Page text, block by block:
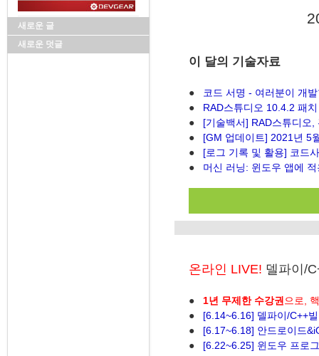
새로운 글
새로운 덧글
이 달의 기술자료
●
코드 서명 - 여러분이 개
●
RAD스튜디오 10.4.2 패치
●
[기술백서] RAD스튜디오
●
[GM 업데이트] 2021년 5
●
[로그 기록 및 활용] 코드
●
머신 러닝: 윈도우 앱에
온라인 LIVE! 델파이/
● 1년 무제한 수강권 으로,
●
[6.14~6.16] 델파이/C++
●
[6.17~6.18] 안드로이드
●
[6.22~6.25] 윈도우 프로